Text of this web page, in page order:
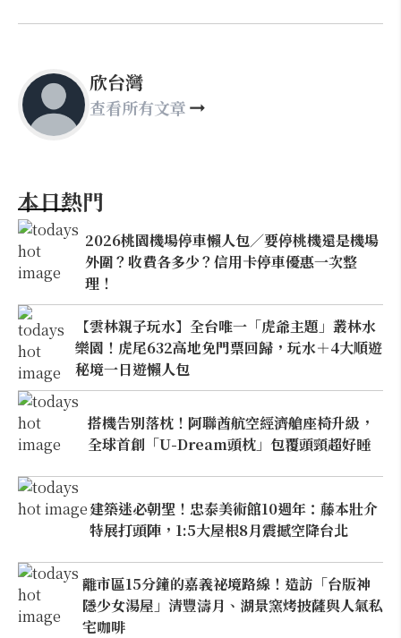
欣台灣
查看所有文章
本日熱門
2026桃園機場停車懶人包／要停桃機還是機場
外圍？收費各多少？信用卡停車優惠一次整
理！
【雲林親子玩水】全台唯一「虎爺主題」叢林水
樂園！虎尾632高地免門票回歸，玩水＋4大順遊
秘境一日遊懶人包
搭機告別落枕！阿聯酋航空經濟艙座椅升級，
全球首創「U-Dream頭枕」包覆頭頸超好睡
建築迷必朝聖！忠泰美術館10週年：藤本壯介
特展打頭陣，1:5大屋根8月震撼空降台北
離市區15分鐘的嘉義祕境路線！造訪「台版神
隱少女湯屋」清豐濤月、湖景窯烤披薩與人氣私
宅咖啡